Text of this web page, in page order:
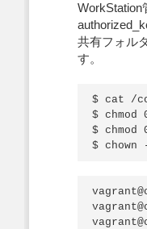
WorkStation
共有フォル
す。
$ cat /
$ chmod
$ chmod